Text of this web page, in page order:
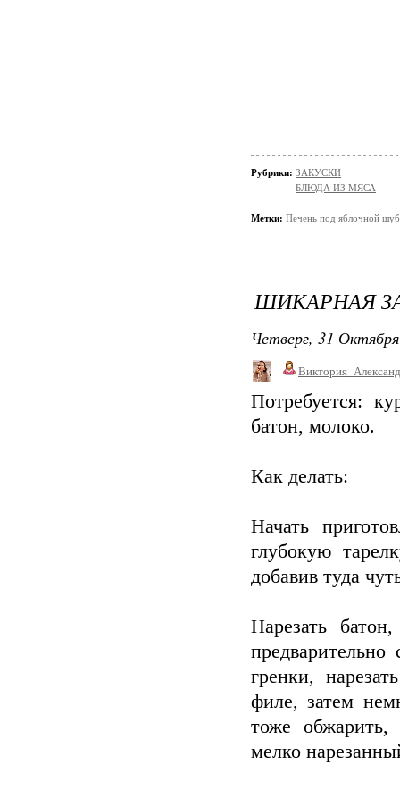
Рубрики: ЗАКУСКИ
БЛЮДА ИЗ МЯСА
Метки: Печень под яблочной
ШИКАРНАЯ
Четверг, 31
Потребуется:
батон, молоко.
Как делать:
Начать
глубокую
добавив туда
Нарезать
гренки,
филе, затем
тоже обжарить,
мелко